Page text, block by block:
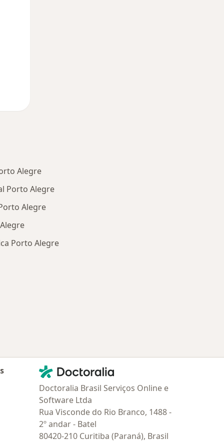
Alegre
Porto Alegre
Alegre
Porto Alegre
Contato
Doctoralia - Homepage
Doctoralia Brasil Serviços Online e
Software Ltda
Rua Visconde do Rio Branco, 1488 -
2º andar - Batel
80420-210 Curitiba (Paraná), Brasil